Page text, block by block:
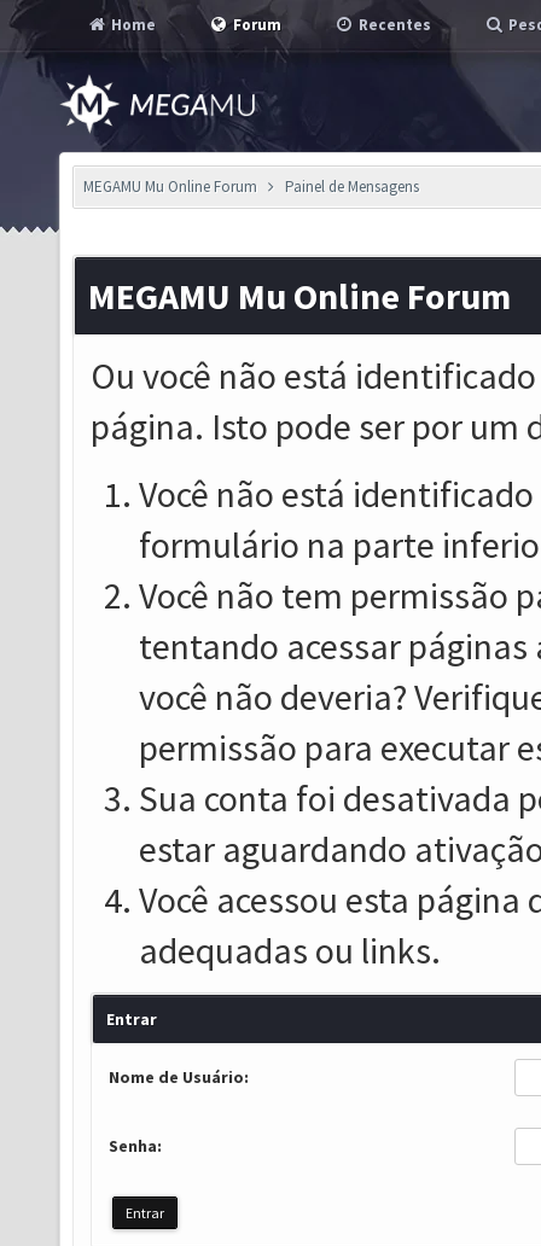
Home Forum Recentes
MEGAMU Mu Online Forum Painel de Mensagens
MEGAMU Mu Online Forum
Ou você não está
página. Isto pode ser por um
Você não está
formulário na parte
Você não tem permissão
tentando acessar
você não deveria?
permissão para executar
Sua conta foi desativada
estar aguardando
Você acessou esta
adequadas ou links.
Entrar
Nome de Usuário:
Senha: